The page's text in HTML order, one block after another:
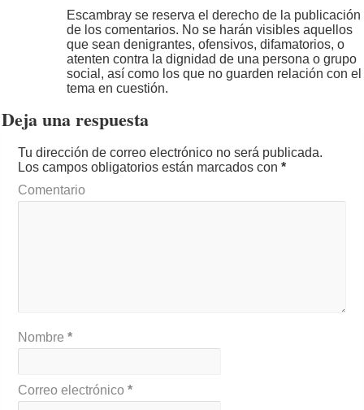
Escambray se reserva el derecho de la publicación
de los comentarios. No se harán visibles aquellos
que sean denigrantes, ofensivos, difamatorios, o
atenten contra la dignidad de una persona o grupo
social, así como los que no guarden relación con el
tema en cuestión.
Deja una respuesta
Tu dirección de correo electrónico no será publicada.
Los campos obligatorios están marcados con*
Comentario
Nombre*
Correo electrónico*